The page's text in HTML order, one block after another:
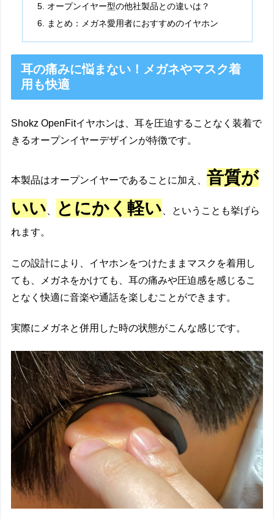
オープンイヤー型の他社製品との違いは？
まとめ：メガネ愛用者におすすめのイヤホン
耳の痛みに悩まない！メガネやマスク着
用も快適
Shokz OpenFitイヤホンは、耳を圧迫することなく装着で
きるオープンイヤーデザインが特徴です。
本製品はオープンイヤーであることに加え、 音質が
いい、 とにかく軽い、ということも挙げら
れます。
この設計により、イヤホンをつけたままマスクを着用し
ても、メガネをかけても、耳の痛みや圧迫感を感じるこ
となく快適に音楽や通話を楽しむことができます。
実際にメガネと併用した時の状態がこんな感じです。